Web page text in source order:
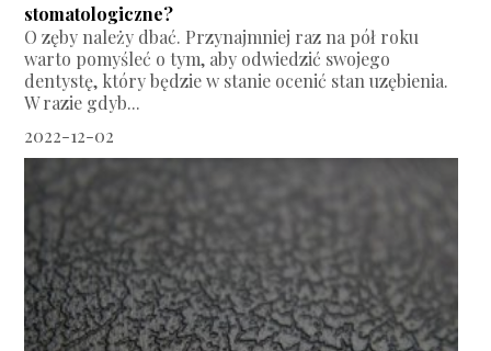
stomatologiczne?
O zęby należy dbać. Przynajmniej raz na pół roku
warto pomyśleć o tym, aby odwiedzić swojego
dentystę, który będzie w stanie ocenić stan uzębienia.
W razie gdyb...
2022-12-02